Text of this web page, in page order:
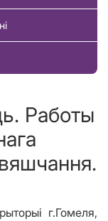
Работы
г.Гомеля,